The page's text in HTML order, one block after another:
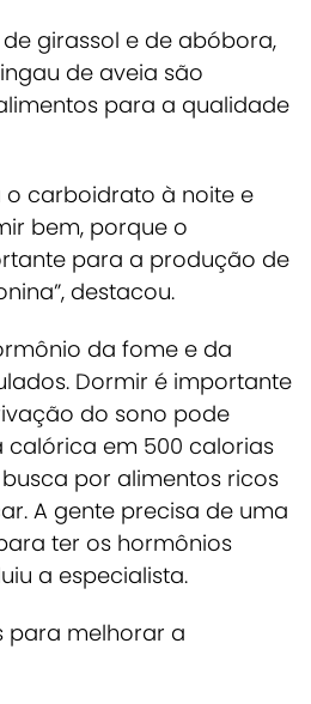
girassol e de abóbora,
de aveia são
para a qualidade
o carboidrato à noite e
bem, porque o
para a produção de
destacou.
da fome e da
Dormir é importante
do sono pode
calórica em 500 calorias
por alimentos ricos
A gente precisa de uma
ter os hormônios
a especialista.
para melhorar a